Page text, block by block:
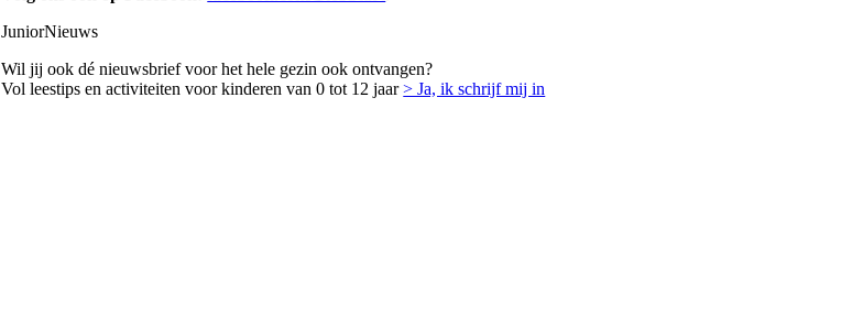
JuniorNieuws
Wil jij ook dé nieuwsbrief voor het hele gezin ook ontvangen?
Vol leestips en activiteiten voor kinderen van 0 tot 12 jaar> Ja, ik schrijf mij in